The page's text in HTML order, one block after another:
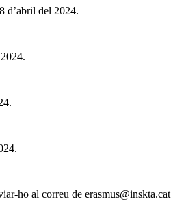
d’abril del 2024.
ho al correu de erasmus@inskta.cat